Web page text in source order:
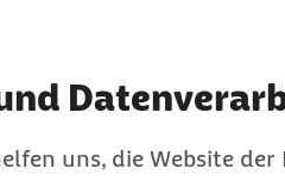
uns, die Website
Die fünf
Depression
Phasen